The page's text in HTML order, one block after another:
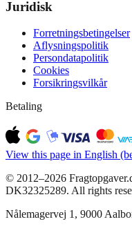
Juridisk
Forretningsbetingelser
Aflysningspolitik
Persondatapolitik
Cookies
Forsikringsvilkår
Betaling
View this page in English
© 2012–2026
DK32325289. All rights
Nålemagervej 1, 9000